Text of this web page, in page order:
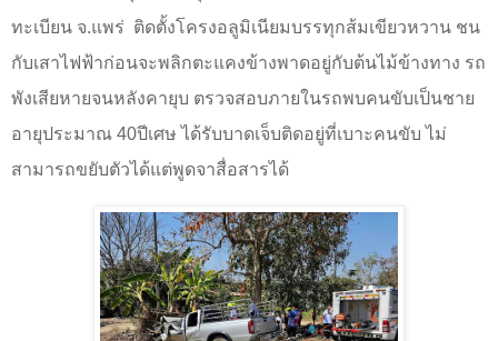
ทะเบียน จ.แพร่ ติดตั้งโครงอลูมิเนียมบรรทุกส้มเขียวหวาน ชน
กับเสาไฟฟ้าก่อนจะพลิกตะแคงข้างพาดอยู่กับต้นไม้ข้างทาง รถ
พังเสียหายจนหลังคายุบ ตรวจสอบภายในรถพบคนขับเป็นชาย
อายุประมาณ 40ปีเศษ ได้รับบาดเจ็บติดอยู่ที่เบาะคนขับ ไม่
สามารถขยับตัวได้แต่พูดจาสื่อสารได้